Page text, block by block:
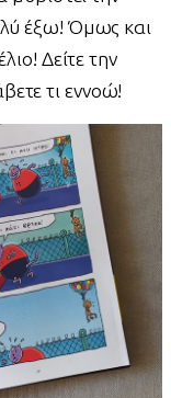
έξω! Όμως και
Δείτε την
τι εννοώ!